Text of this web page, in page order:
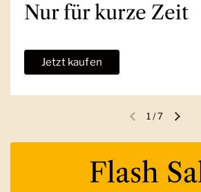
Nur für kurze Zeit
Jetzt kaufen
Vorherige Folie
1 /7
Flash